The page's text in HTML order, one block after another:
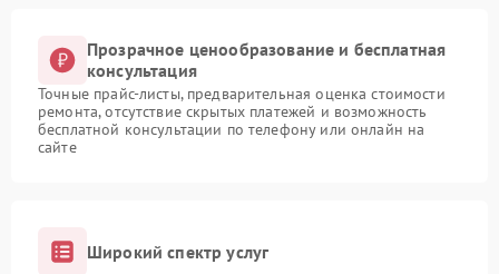
Прозрачное ценообразование и бесплатная
консультация
Точные прайс-листы, предварительная оценка стоимости
ремонта, отсутствие скрытых платежей и возможность
бесплатной консультации по телефону или онлайн на
сайте
Широкий спектр услуг